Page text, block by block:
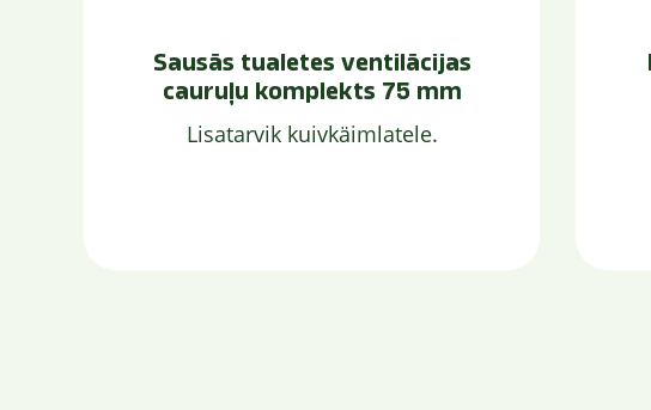
Sausās tualetes ventilācijas
cauruļu komplekts 75 mm
Lisatarvik kuivkäimlatele.